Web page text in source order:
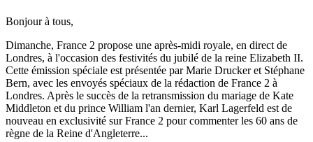
Bonjour à tous,
Dimanche, France 2 propose une après-midi royale, en direct de
Londres, à l'occasion des festivités du jubilé de la reine Elizabeth II.
Cette émission spéciale est présentée par Marie Drucker et Stéphane
Bern, avec les envoyés spéciaux de la rédaction de France 2 à
Londres. Après le succès de la retransmission du mariage de Kate
Middleton et du prince William l'an dernier, Karl Lagerfeld est de
nouveau en exclusivité sur France 2 pour commenter les 60 ans de
règne de la Reine d'Angleterre...